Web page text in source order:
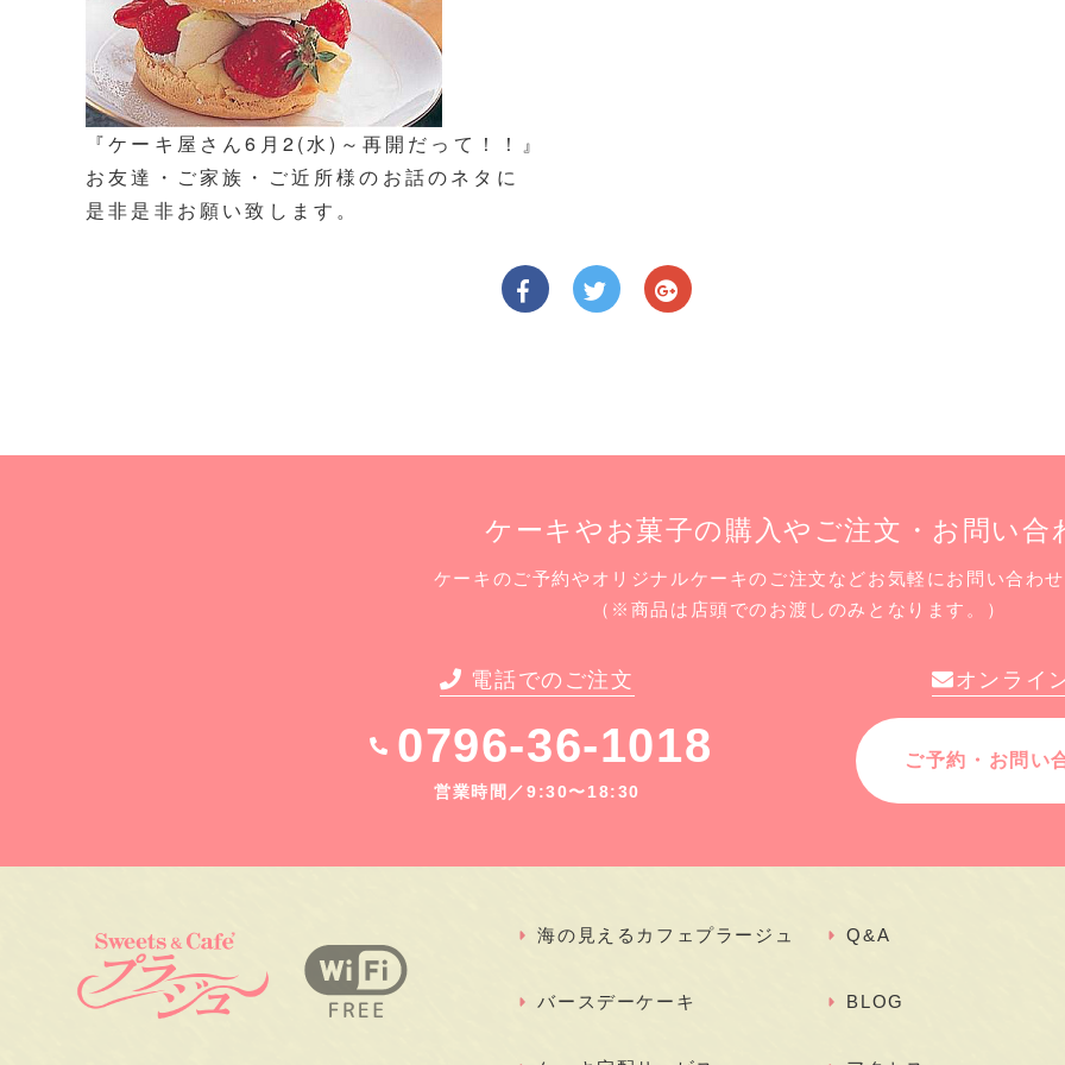
『ケーキ屋さん6月2(水)～再開だって！！』
お友達・ご家族・ご近所様のお話のネタに
是非是非お願い致します。
ケーキやお菓子の購入やご注文・お問い合
ケーキのご予約やオリジナルケーキのご注文などお気軽にお問い合わ
（※商品は店頭でのお渡しのみとなります。）
電話でのご注文
0796-36-1018
営業時間／9:30〜18:30
オンライ
ご予約・お問い
海の見えるカフェプラージュ
バースデーケーキ
Q&A
BLOG